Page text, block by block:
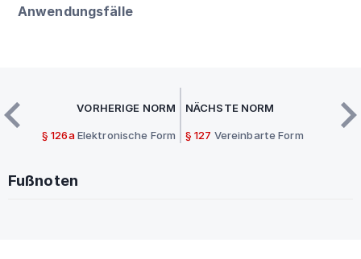
Anwendungsfälle
VORHERIGE NORM
§ 126a Elektronische Form
NÄCHSTE NORM
§ 127 Vereinbarte Form
Fußnoten